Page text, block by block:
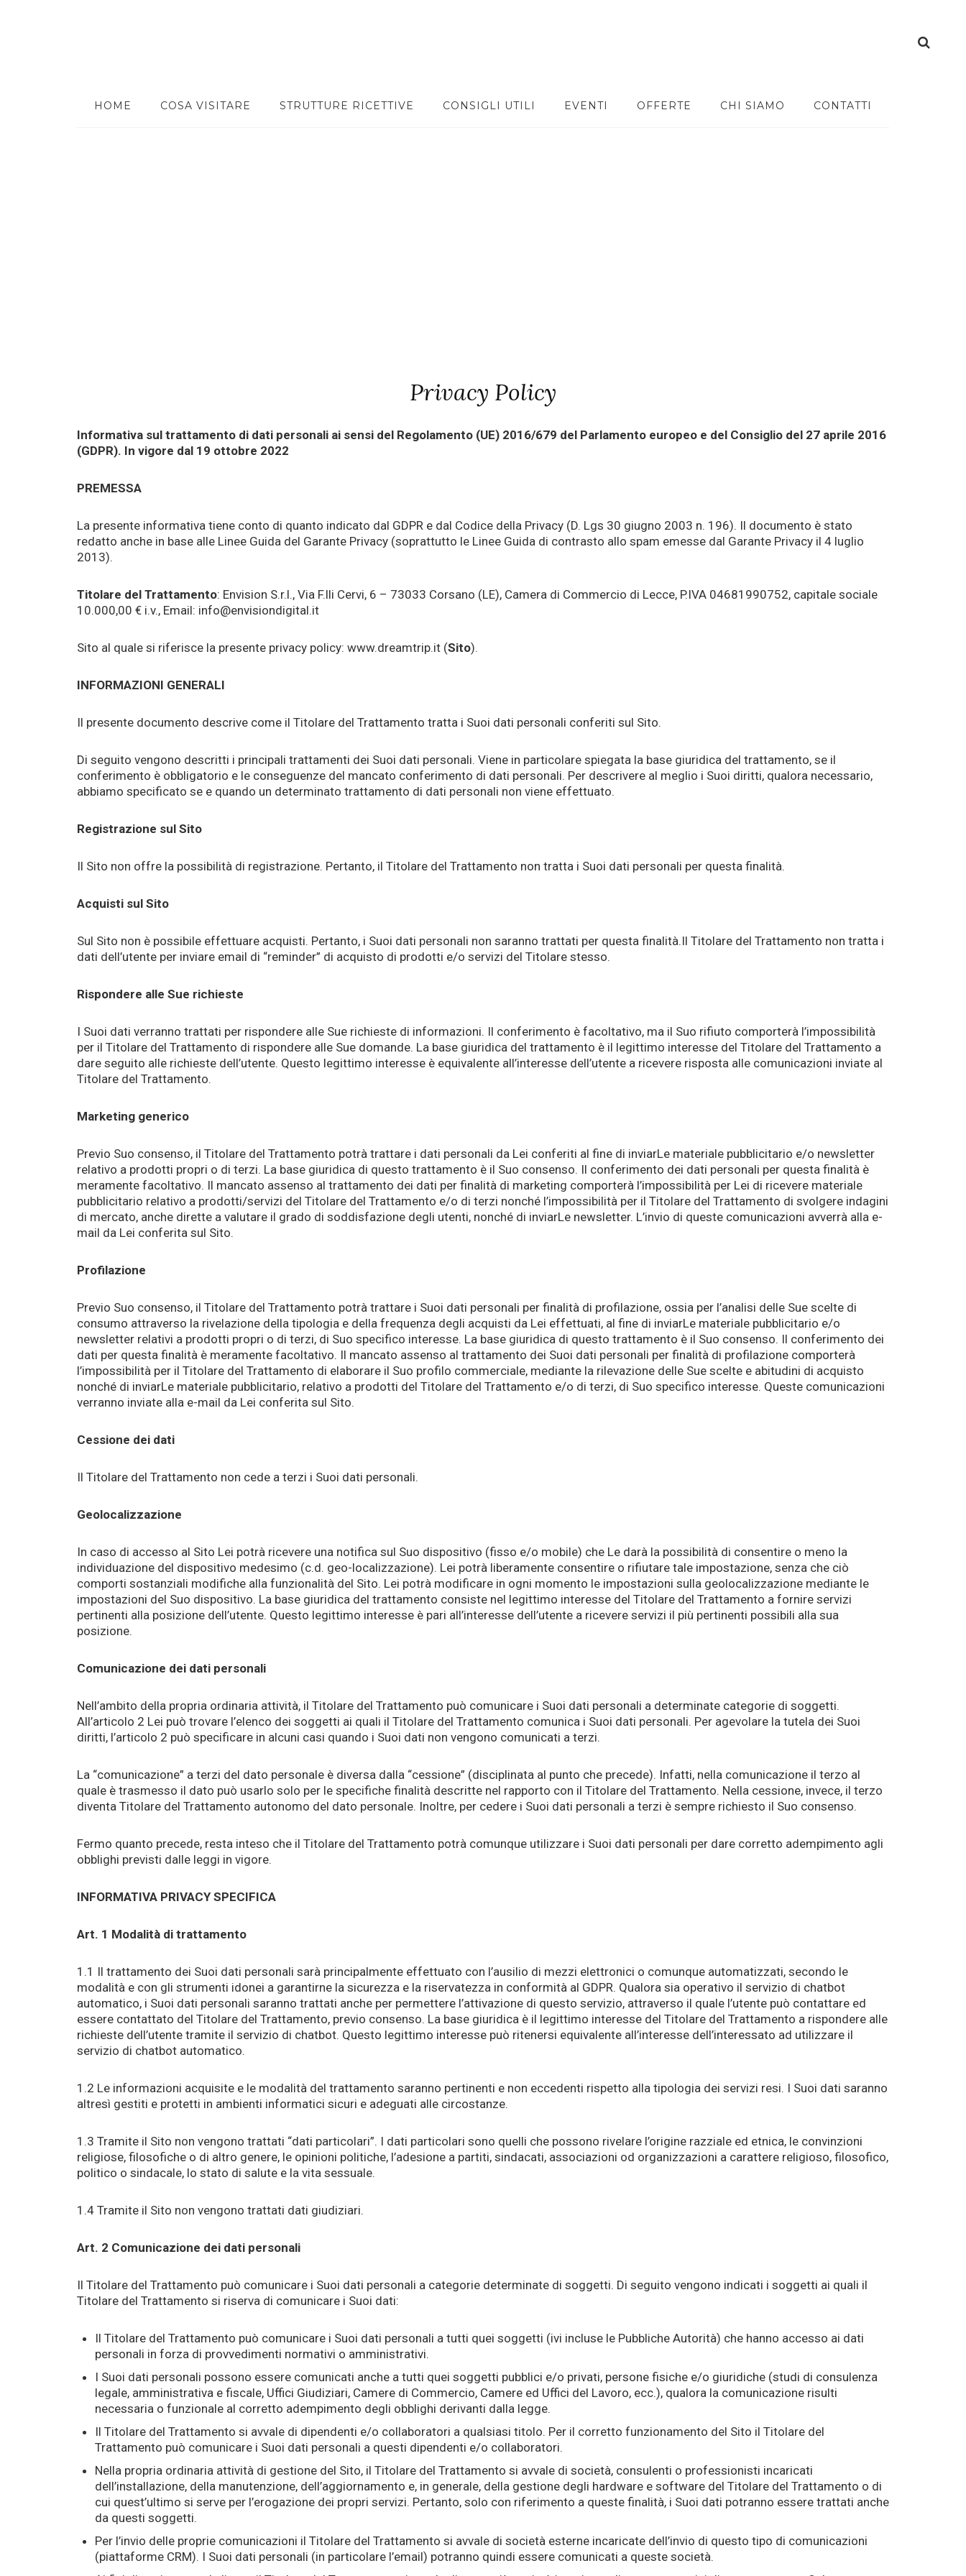
HOME COSA VISITARE STRUTTURE RICETTIVE CONSIGLI UTILI EVENTI OFFERTE CHI SIAMO CONTATTI
Privacy Policy
Informativa sul trattamento di dati personali ai sensi del Regolamento (UE) 2016/679 del Parlamento europeo e del Consiglio del 27 aprile 2016
(GDPR). In vigore dal 19 ottobre 2022
PREMESSA
La presente informativa tiene conto di quanto indicato dal GDPR e dal Codice della Privacy (D. Lgs 30 giugno 2003 n. 196). Il documento è stato
redatto anche in base alle Linee Guida del Garante Privacy (soprattutto le Linee Guida di contrasto allo spam emesse dal Garante Privacy il 4 luglio
2013).
Titolare del Trattamento: Envision S.r.l., Via F.lli Cervi, 6 – 73033 Corsano (LE), Camera di Commercio di Lecce, P.IVA 04681990752, capitale sociale
10.000,00 € i.v., Email: info@envisiondigital.it
Sito al quale si riferisce la presente privacy policy: www.dreamtrip.it (Sito).
INFORMAZIONI GENERALI
Il presente documento descrive come il Titolare del Trattamento tratta i Suoi dati personali conferiti sul Sito.
Di seguito vengono descritti i principali trattamenti dei Suoi dati personali. Viene in particolare spiegata la base giuridica del trattamento, se il
conferimento è obbligatorio e le conseguenze del mancato conferimento di dati personali. Per descrivere al meglio i Suoi diritti, qualora necessario,
abbiamo specificato se e quando un determinato trattamento di dati personali non viene effettuato.
Registrazione sul Sito
Il Sito non offre la possibilità di registrazione. Pertanto, il Titolare del Trattamento non tratta i Suoi dati personali per questa finalità.
Acquisti sul Sito
Sul Sito non è possibile effettuare acquisti. Pertanto, i Suoi dati personali non saranno trattati per questa finalità.Il Titolare del Trattamento non tratta i
dati dell’utente per inviare email di “reminder” di acquisto di prodotti e/o servizi del Titolare stesso.
Rispondere alle Sue richieste
I Suoi dati verranno trattati per rispondere alle Sue richieste di informazioni. Il conferimento è facoltativo, ma il Suo rifiuto comporterà l’impossibilità
per il Titolare del Trattamento di rispondere alle Sue domande. La base giuridica del trattamento è il legittimo interesse del Titolare del Trattamento a
dare seguito alle richieste dell’utente. Questo legittimo interesse è equivalente all’interesse dell’utente a ricevere risposta alle comunicazioni inviate al
Titolare del Trattamento.
Marketing generico
Previo Suo consenso, il Titolare del Trattamento potrà trattare i dati personali da Lei conferiti al fine di inviarLe materiale pubblicitario e/o newsletter
relativo a prodotti propri o di terzi. La base giuridica di questo trattamento è il Suo consenso. Il conferimento dei dati personali per questa finalità è
meramente facoltativo. Il mancato assenso al trattamento dei dati per finalità di marketing comporterà l’impossibilità per Lei di ricevere materiale
pubblicitario relativo a prodotti/servizi del Titolare del Trattamento e/o di terzi nonché l’impossibilità per il Titolare del Trattamento di svolgere indagini
di mercato, anche dirette a valutare il grado di soddisfazione degli utenti, nonché di inviarLe newsletter. L’invio di queste comunicazioni avverrà alla e-
mail da Lei conferita sul Sito.
Profilazione
Previo Suo consenso, il Titolare del Trattamento potrà trattare i Suoi dati personali per finalità di profilazione, ossia per l’analisi delle Sue scelte di
consumo attraverso la rivelazione della tipologia e della frequenza degli acquisti da Lei effettuati, al fine di inviarLe materiale pubblicitario e/o
newsletter relativi a prodotti propri o di terzi, di Suo specifico interesse. La base giuridica di questo trattamento è il Suo consenso. Il conferimento dei
dati per questa finalità è meramente facoltativo. Il mancato assenso al trattamento dei Suoi dati personali per finalità di profilazione comporterà
l’impossibilità per il Titolare del Trattamento di elaborare il Suo profilo commerciale, mediante la rilevazione delle Sue scelte e abitudini di acquisto
nonché di inviarLe materiale pubblicitario, relativo a prodotti del Titolare del Trattamento e/o di terzi, di Suo specifico interesse. Queste comunicazioni
verranno inviate alla e-mail da Lei conferita sul Sito.
Cessione dei dati
Il Titolare del Trattamento non cede a terzi i Suoi dati personali.
Geolocalizzazione
In caso di accesso al Sito Lei potrà ricevere una notifica sul Suo dispositivo (fisso e/o mobile) che Le darà la possibilità di consentire o meno la
individuazione del dispositivo medesimo (c.d. geo-localizzazione). Lei potrà liberamente consentire o rifiutare tale impostazione, senza che ciò
comporti sostanziali modifiche alla funzionalità del Sito. Lei potrà modificare in ogni momento le impostazioni sulla geolocalizzazione mediante le
impostazioni del Suo dispositivo. La base giuridica del trattamento consiste nel legittimo interesse del Titolare del Trattamento a fornire servizi
pertinenti alla posizione dell’utente. Questo legittimo interesse è pari all’interesse dell’utente a ricevere servizi il più pertinenti possibili alla sua
posizione.
Comunicazione dei dati personali
Nell’ambito della propria ordinaria attività, il Titolare del Trattamento può comunicare i Suoi dati personali a determinate categorie di soggetti.
All’articolo 2 Lei può trovare l’elenco dei soggetti ai quali il Titolare del Trattamento comunica i Suoi dati personali. Per agevolare la tutela dei Suoi
diritti, l’articolo 2 può specificare in alcuni casi quando i Suoi dati non vengono comunicati a terzi.
La “comunicazione” a terzi del dato personale è diversa dalla “cessione” (disciplinata al punto che precede). Infatti, nella comunicazione il terzo al
quale è trasmesso il dato può usarlo solo per le specifiche finalità descritte nel rapporto con il Titolare del Trattamento. Nella cessione, invece, il terzo
diventa Titolare del Trattamento autonomo del dato personale. Inoltre, per cedere i Suoi dati personali a terzi è sempre richiesto il Suo consenso.
Fermo quanto precede, resta inteso che il Titolare del Trattamento potrà comunque utilizzare i Suoi dati personali per dare corretto adempimento agli
obblighi previsti dalle leggi in vigore.
INFORMATIVA PRIVACY SPECIFICA
Art. 1 Modalità di trattamento
1.1 Il trattamento dei Suoi dati personali sarà principalmente effettuato con l’ausilio di mezzi elettronici o comunque automatizzati, secondo le
modalità e con gli strumenti idonei a garantirne la sicurezza e la riservatezza in conformità al GDPR. Qualora sia operativo il servizio di chatbot
automatico, i Suoi dati personali saranno trattati anche per permettere l’attivazione di questo servizio, attraverso il quale l’utente può contattare ed
essere contattato del Titolare del Trattamento, previo consenso. La base giuridica è il legittimo interesse del Titolare del Trattamento a rispondere alle
richieste dell’utente tramite il servizio di chatbot. Questo legittimo interesse può ritenersi equivalente all’interesse dell’interessato ad utilizzare il
servizio di chatbot automatico.
1.2 Le informazioni acquisite e le modalità del trattamento saranno pertinenti e non eccedenti rispetto alla tipologia dei servizi resi. I Suoi dati saranno
altresì gestiti e protetti in ambienti informatici sicuri e adeguati alle circostanze.
1.3 Tramite il Sito non vengono trattati “dati particolari”. I dati particolari sono quelli che possono rivelare l’origine razziale ed etnica, le convinzioni
religiose, filosofiche o di altro genere, le opinioni politiche, l’adesione a partiti, sindacati, associazioni od organizzazioni a carattere religioso, filosofico,
politico o sindacale, lo stato di salute e la vita sessuale.
1.4 Tramite il Sito non vengono trattati dati giudiziari.
Art. 2 Comunicazione dei dati personali
Il Titolare del Trattamento può comunicare i Suoi dati personali a categorie determinate di soggetti. Di seguito vengono indicati i soggetti ai quali il
Titolare del Trattamento si riserva di comunicare i Suoi dati:
Il Titolare del Trattamento può comunicare i Suoi dati personali a tutti quei soggetti (ivi incluse le Pubbliche Autorità) che hanno accesso ai dati
personali in forza di provvedimenti normativi o amministrativi.
I Suoi dati personali possono essere comunicati anche a tutti quei soggetti pubblici e/o privati, persone fisiche e/o giuridiche (studi di consulenza
legale, amministrativa e fiscale, Uffici Giudiziari, Camere di Commercio, Camere ed Uffici del Lavoro, ecc.), qualora la comunicazione risulti
necessaria o funzionale al corretto adempimento degli obblighi derivanti dalla legge.
Il Titolare del Trattamento si avvale di dipendenti e/o collaboratori a qualsiasi titolo. Per il corretto funzionamento del Sito il Titolare del
Trattamento può comunicare i Suoi dati personali a questi dipendenti e/o collaboratori.
Nella propria ordinaria attività di gestione del Sito, il Titolare del Trattamento si avvale di società, consulenti o professionisti incaricati
dell’installazione, della manutenzione, dell’aggiornamento e, in generale, della gestione degli hardware e software del Titolare del Trattamento o di
cui quest’ultimo si serve per l’erogazione dei propri servizi. Pertanto, solo con riferimento a queste finalità, i Suoi dati potranno essere trattati anche
da questi soggetti.
Per l’invio delle proprie comunicazioni il Titolare del Trattamento si avvale di società esterne incaricate dell’invio di questo tipo di comunicazioni
(piattaforme CRM). I Suoi dati personali (in particolare l’email) potranno quindi essere comunicati a queste società.